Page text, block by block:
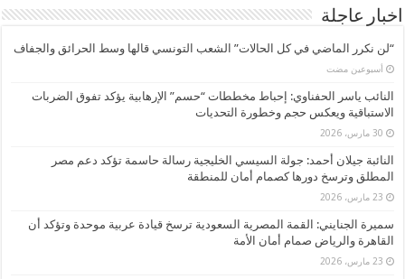
اخبار عاجلة
“لن نكرر الماضي في كل الحالات” الشعب التونسي قالها وسط الحرائق والجفاف
‏أسبوعين مضت
النائب ياسر الحفناوي: إحباط مخططات “حسم” الإرهابية يؤكد تفوق الضربات
الاستباقية ويعكس حجم وخطورة التحديات
30 مارس، 2026
النائبة جيلان أحمد: جولة السيسي الخليجية رسالة حاسمة تؤكد دعم مصر
المطلق وترسخ دورها كصمام أمان للمنطقة
23 مارس، 2026
سميرة الجنايني: القمة المصرية السعودية ترسخ قيادة عربية موحدة وتؤكد أن
القاهرة والرياض صمام أمان الأمة
23 مارس، 2026